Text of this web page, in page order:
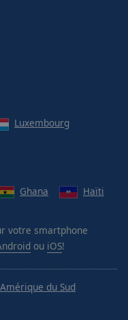
Luxembourg
Ghana Haïti
votre smartphone
ou iOS!
Amérique du Sud